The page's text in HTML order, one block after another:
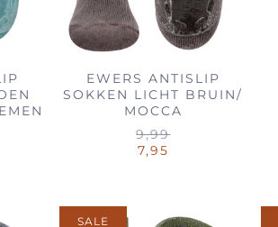
EWERS ANTISLIP
SOKKEN LICHT BRUIN/
MOCCA
9,99
7,95
SALE